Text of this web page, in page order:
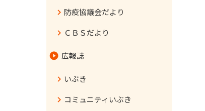
防疫協議会だより
ＣＢＳだより
広報誌
いぶき
コミュニティいぶき